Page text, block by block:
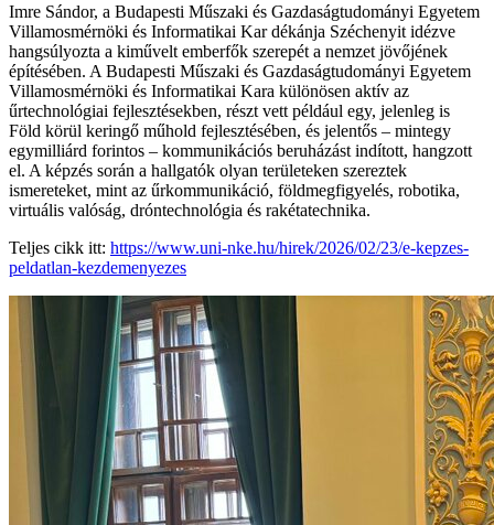
Imre Sándor, a Budapesti Műszaki és Gazdaságtudományi Egyetem
Villamosmérnöki és Informatikai Kar dékánja Széchenyit idézve
hangsúlyozta a kiművelt emberfők szerepét a nemzet jövőjének
építésében. A Budapesti Műszaki és Gazdaságtudományi Egyetem
Villamosmérnöki és Informatikai Kara különösen aktív az
űrtechnológiai fejlesztésekben, részt vett például egy, jelenleg is
Föld körül keringő műhold fejlesztésében, és jelentős – mintegy
egymilliárd forintos – kommunikációs beruházást indított, hangzott
el. A képzés során a hallgatók olyan területeken szereztek
ismereteket, mint az űrkommunikáció, földmegfigyelés, robotika,
virtuális valóság, dróntechnológia és rakétatechnika.
Teljes cikk itt: https://www.uni-nke.hu/hirek/2026/02/23/e-kepzes-
peldatlan-kezdemenyezes